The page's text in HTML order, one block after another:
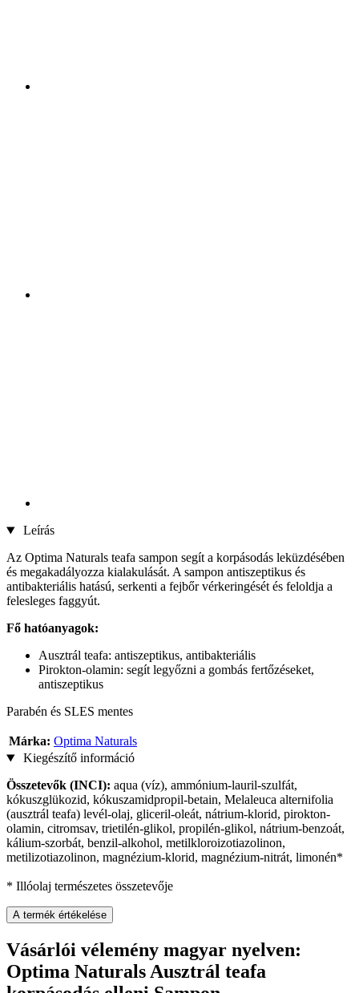
Leírás
Az Optima Naturals teafa sampon segít a korpásodás leküzdésében
és megakadályozza kialakulását. A sampon antiszeptikus és
antibakteriális hatású, serkenti a fejbőr vérkeringését és feloldja a
felesleges faggyút.
Fő hatóanyagok:
Ausztrál teafa: antiszeptikus, antibakteriális
Pirokton-olamin: segít legyőzni a gombás fertőzéseket,
antiszeptikus
Parabén és SLES mentes
Márka: Optima Naturals
Kiegészítő információ
Összetevők (INCI): aqua (víz), ammónium-lauril-szulfát,
kókuszglükozid, kókuszamidpropil-betain, Melaleuca alternifolia
(ausztrál teafa) levél-olaj, gliceril-oleát, nátrium-klorid, pirokton-
olamin, citromsav, trietilén-glikol, propilén-glikol, nátrium-benzoát,
kálium-szorbát, benzil-alkohol, metilkloroizotiazolinon,
metilizotiazolinon, magnézium-klorid, magnézium-nitrát, limonén*
* Illóolaj természetes összetevője
A termék értékelése
Vásárlói vélemény magyar nyelven:
Optima Naturals Ausztrál teafa